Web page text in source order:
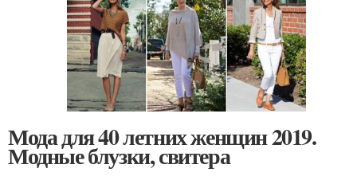
Мода для 40 летних женщин 2019.
Модные блузки, свитера